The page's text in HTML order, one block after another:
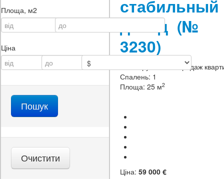
Площа, м2
Ціна
стабильный
доход (№
3230)
продаж
Спалень: 1
Площа: 25 м2
Ціна: 59 000 €